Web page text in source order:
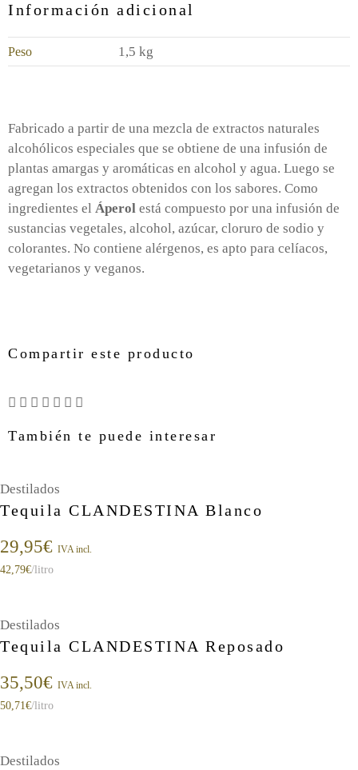
Información adicional
Peso 1,5 kg
Fabricado a partir de una mezcla de extractos naturales
alcohólicos especiales que se obtiene de una infusión de
plantas amargas y aromáticas en alcohol y agua. Luego se
agregan los extractos obtenidos con los sabores. Como
ingredientes el Áperol está compuesto por una infusión de
sustancias vegetales, alcohol, azúcar, cloruro de sodio y
colorantes. No contiene alérgenos, es apto para celíacos,
vegetarianos y veganos.
Compartir este producto
También te puede interesar
Destilados
Tequila CLANDESTINA Blanco
29,95€ IVA incl.
42,79€/litro
Destilados
Tequila CLANDESTINA Reposado
35,50€ IVA incl.
50,71 €/litro
Destilados